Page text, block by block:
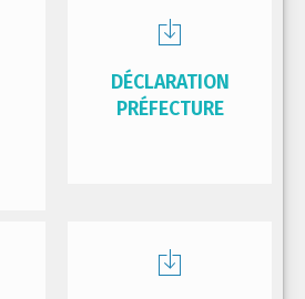
DÉCLARATION
PRÉFECTURE